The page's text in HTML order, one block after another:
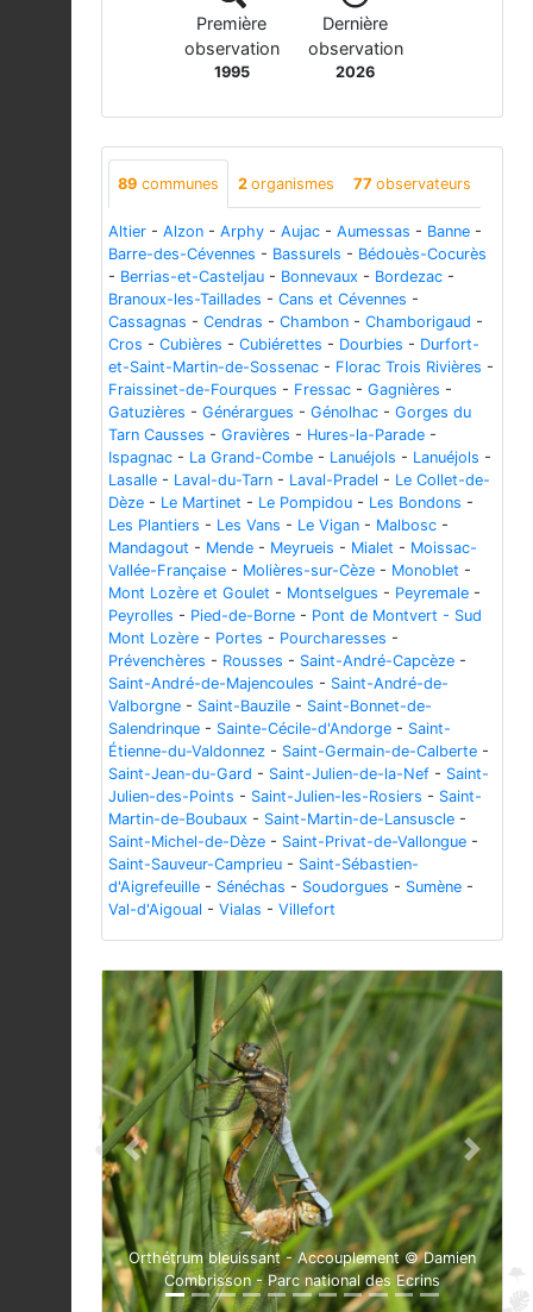
Première
observation
1995
Dernière
observation
2026
89 communes 2 organismes 77 observateurs
Altier - Alzon - Arphy - Aujac - Aumessas - Banne -
Barre-des-Cévennes - Bassurels - Bédouès-Cocurès
- Berrias-et-Casteljau - Bonnevaux - Bordezac -
Branoux-les-Taillades - Cans et Cévennes -
Cassagnas - Cendras - Chambon - Chamborigaud -
Cros - Cubières - Cubiérettes - Dourbies - Durfort-
et-Saint-Martin-de-Sossenac - Florac Trois Rivières -
Fraissinet-de-Fourques - Fressac - Gagnières -
Gatuzières - Générargues - Génolhac - Gorges du
Tarn Causses - Gravières - Hures-la-Parade -
Ispagnac - La Grand-Combe - Lanuéjols - Lanuéjols -
Lasalle - Laval-du-Tarn - Laval-Pradel - Le Collet-de-
Dèze - Le Martinet - Le Pompidou - Les Bondons -
Les Plantiers - Les Vans - Le Vigan - Malbosc -
Mandagout - Mende - Meyrueis - Mialet - Moissac-
Vallée-Française - Molières-sur-Cèze - Monoblet -
Mont Lozère et Goulet - Montselgues - Peyremale -
Peyrolles - Pied-de-Borne - Pont de Montvert - Sud
Mont Lozère - Portes - Pourcharesses -
Prévenchères - Rousses - Saint-André-Capcèze -
Saint-André-de-Majencoules - Saint-André-de-
Valborgne - Saint-Bauzile - Saint-Bonnet-de-
Salendrinque - Sainte-Cécile-d'Andorge - Saint-
Étienne-du-Valdonnez - Saint-Germain-de-Calberte -
Saint-Jean-du-Gard - Saint-Julien-de-la-Nef - Saint-
Julien-des-Points - Saint-Julien-les-Rosiers - Saint-
Martin-de-Boubaux - Saint-Martin-de-Lansuscle -
Saint-Michel-de-Dèze - Saint-Privat-de-Vallongue -
Saint-Sauveur-Camprieu - Saint-Sébastien-
d'Aigrefeuille - Sénéchas - Soudorgues - Sumène -
Val-d'Aigoual - Vialas - Villefort
Orthétrum bleuissant - Accouplement © Damien
Combrisson - Parc national des Ecrins
Previous Next